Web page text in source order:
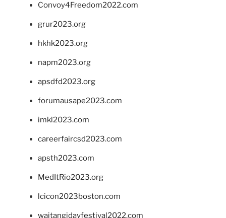
Convoy4Freedom2022.com
grur2023.org
hkhk2023.org
napm2023.org
apsdfd2023.org
forumausape2023.com
imkl2023.com
careerfaircsd2023.com
apsth2023.com
MedItRio2023.org
lcicon2023boston.com
waitangidayfestival2022.com